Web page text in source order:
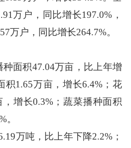
万户，同比增长197.0%，
万户，同比增长264.7%。
面积47.04万亩，比上年增
积1.65万亩，增长6.4%；花
增长0.3%；蔬菜播种面积
。
万吨，比上年下降2.2%；